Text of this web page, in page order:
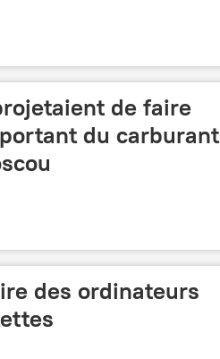
de faire
du carburant
des ordinateurs